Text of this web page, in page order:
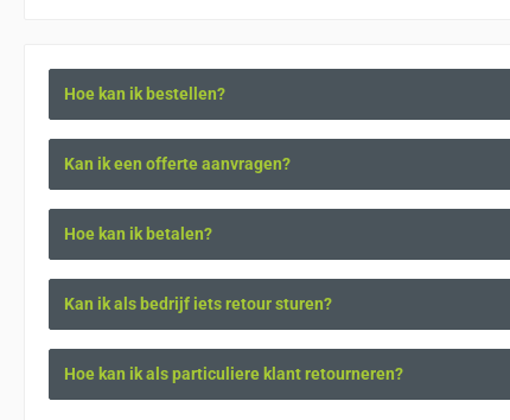
Hoe kan ik bestellen?
Kan ik een offerte aanvragen?
Hoe kan ik betalen?
Kan ik als bedrijf iets retour sturen?
Hoe kan ik als particuliere klant retourneren?